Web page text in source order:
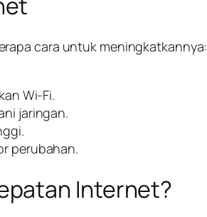
cara untuk meningkatkannya:
Wi-Fi.
jaringan.
perubahan.
Internet?